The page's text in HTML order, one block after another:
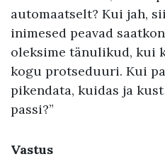
automaatselt? Kui jah,
inimesed peavad
oleksime tänulikud, kui
kogu protseduuri. Kui
pikendata, kuidas ja
passi?”
Vastus